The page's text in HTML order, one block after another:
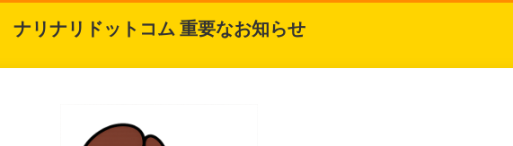
ナリナリドットコム 重要なお知らせ